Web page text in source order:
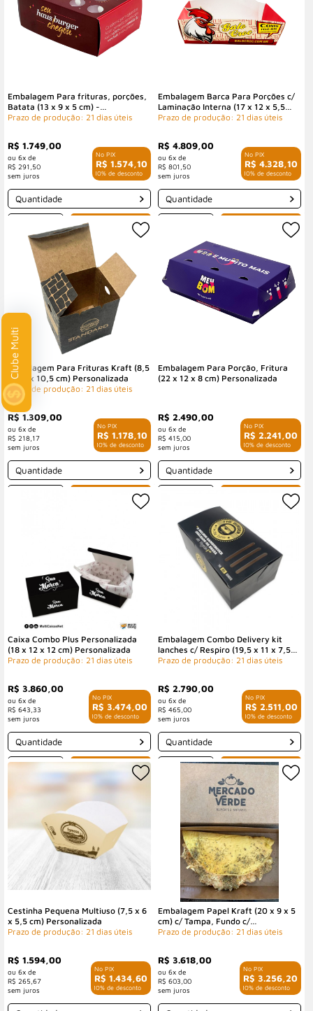
Embalagem Para frituras, porções,
Batata (13 x 9 x 5 cm) -
Personalizada
R$ 1.574,10
com 10% de desconto
R$ 1.749,00
6x de
R$ 291,50
Prazo de produção: 21 dias úteis
Quantidade
Embalagem Barca Para Porções c/
Laminação Interna (17 x 12 x 5,5
cm) Personalizada
R$ 4.328,10
com 10% de desconto
R$ 4.809,00
6x de
R$ 801,50
Prazo de produção: 21 dias úteis
Quantidade
Embalagem Para Frituras Kraft (8,5
x 6,5 x 10,5 cm) Personalizada
R$ 1.178,10
com 10% de desconto
R$ 1.309,00
6x de
R$ 218,17
Prazo de produção: 21 dias úteis
Quantidade
Embalagem Para Porção, Fritura
(22 x 12 x 8 cm) Personalizada
R$ 2.241,00
com 10% de desconto
R$ 2.490,00
6x de
R$ 415,00
Quantidade
Caixa Combo Plus Personalizada
(18 x 12 x 12 cm) Personalizada
R$ 3.474,00
com 10% de desconto
R$ 3.860,00
6x de
R$ 643,33
Prazo de produção: 21 dias úteis
Quantidade
-
Embalagem Combo Delivery kit
lanches c/ Respiro (19,5 x 11 x 7,5
cm) Personalizada
R$ 2.511,00
com 10% de desconto
R$ 2.790,00
6x de
R$ 465,00
Prazo de produção: 21 dias úteis
Quantidade
+
Cestinha Pequena Multiuso (7,5 x 6
x 5,5 cm) Personalizada
R$ 1.434,60
com 10% de desconto
R$ 1.594,00
6x de
R$ 265,67
Prazo de produção: 21 dias úteis
Embalagem Papel Kraft (20 x 9 x 5
cm) c/ Tampa, Fundo c/
Plastificação Interna Personalizada
R$ 3.256,20
com 10% de desconto
R$ 3.618,00
6x de
R$ 603,00
Prazo de produção: 21 dias úteis
Clube Multi